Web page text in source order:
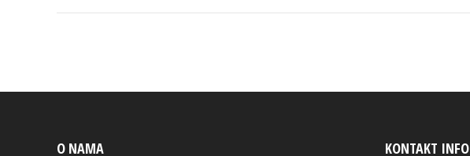
O NAMA KONTAKT INFO